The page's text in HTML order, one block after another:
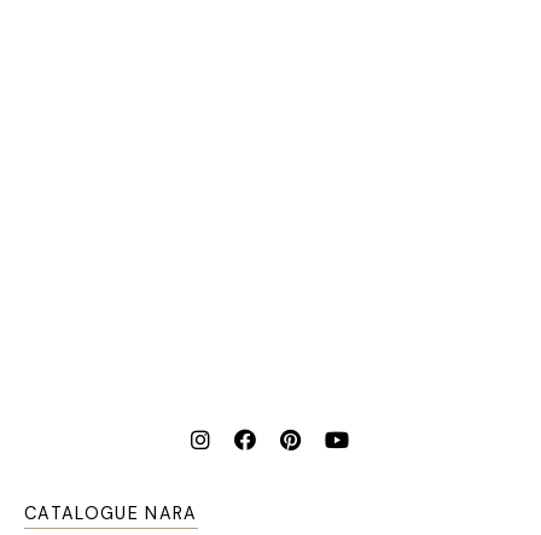
CATALOGUE NARA